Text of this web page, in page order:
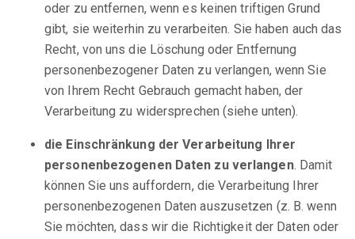
oder zu entfernen, wenn es keinen triftigen Grund
gibt, sie weiterhin zu verarbeiten. Sie haben auch das
Recht, von uns die Löschung oder Entfernung
personenbezogener Daten zu verlangen, wenn Sie
von Ihrem Recht Gebrauch gemacht haben, der
Verarbeitung zu widersprechen (siehe unten).
die Einschränkung der Verarbeitung Ihrer
personenbezogenen Daten zu verlangen. Damit
können Sie uns auffordern, die Verarbeitung Ihrer
personenbezogenen Daten auszusetzen (z. B. wenn
Sie möchten, dass wir die Richtigkeit der Daten oder